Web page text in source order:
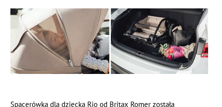
Spacerówka dla dziecka Rio od Britax Romer została